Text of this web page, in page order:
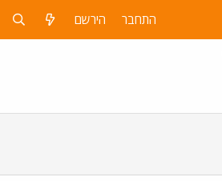
התחבר הירשם